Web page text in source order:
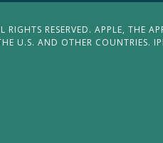
RESERVED. APPLE, THE
U.S. AND OTHER COUNTRIES.